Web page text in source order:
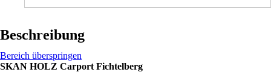
Beschreibung
Bereich überspringen
SKAN HOLZ Carport Fichtelberg